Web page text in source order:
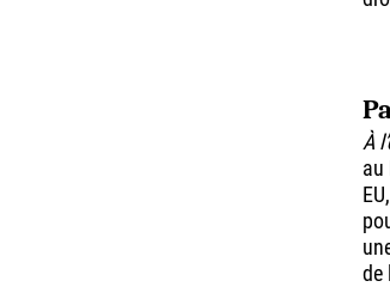
À
au
de